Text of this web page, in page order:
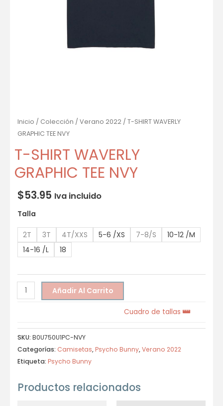
Inicio / Colección / Verano 2022 / T-SHIRT WAVERLY
GRAPHIC TEE NVY
T-SHIRT WAVERLY
GRAPHIC TEE NVY
$53.95 Iva incluido
Talla
2T 3T 4T/XXS 5-6 /XS 7-8/S
10-12 /M
14-16 /L
18
Añadir Al Carrito
Cuadro de tallas
SKU: B0U750U1PC-NVY
Categorías: Camisetas,Psycho Bunny,Verano 2022
Etiqueta: Psycho Bunny
Productos relacionados